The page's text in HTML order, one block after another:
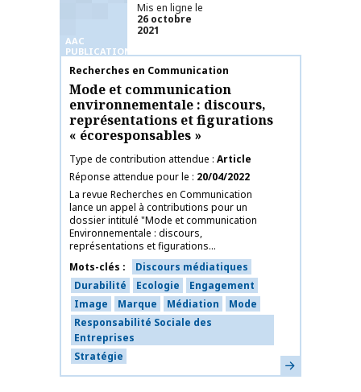
AAC
PUBLICATIONS
Mis en ligne le
26 octobre
2021
Nom de la publication
Recherches en Communication
Mode et communication
environnementale : discours,
représentations et figurations
« écoresponsables »
Type de contribution attendue Article
Réponse attendue pour le
20/04/2022
La revue Recherches en Communication
lance un appel à contributions pour un
dossier intitulé "Mode et communication
Environnementale : discours,
représentations et figurations...
Mots-clés
Discours médiatiques
Durabilité
Ecologie
Engagement
Image
Marque Médiation
Mode
Responsabilité Sociale des
Entreprises
Stratégie
En savoir plus